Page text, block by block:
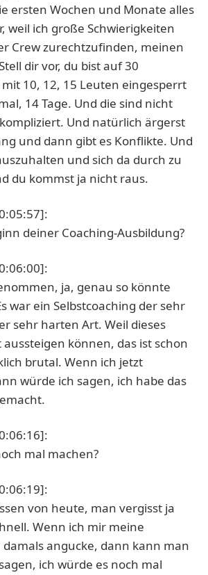
ersten Wochen und Monate alles
weil ich große Schwierigkeiten
Crew zurechtzufinden, meinen
dir vor, du bist auf 30
10, 12, 15 Leuten eingesperrt
14 Tage. Und die sind nicht
Und natürlich ärgerst
und dann gibt es Konflikte. Und
und sich da durch zu
du kommst ja nicht raus.
deiner Coaching-Ausbildung?
ja, genau so könnte
war ein Selbstcoaching der sehr
sehr harten Art. Weil dieses
können, das ist schon
brutal. Wenn ich jetzt
würde ich sagen, ich habe das
mal machen?
von heute, man vergisst ja
Wenn ich mir meine
damals angucke, dann kann man
ich würde es noch mal